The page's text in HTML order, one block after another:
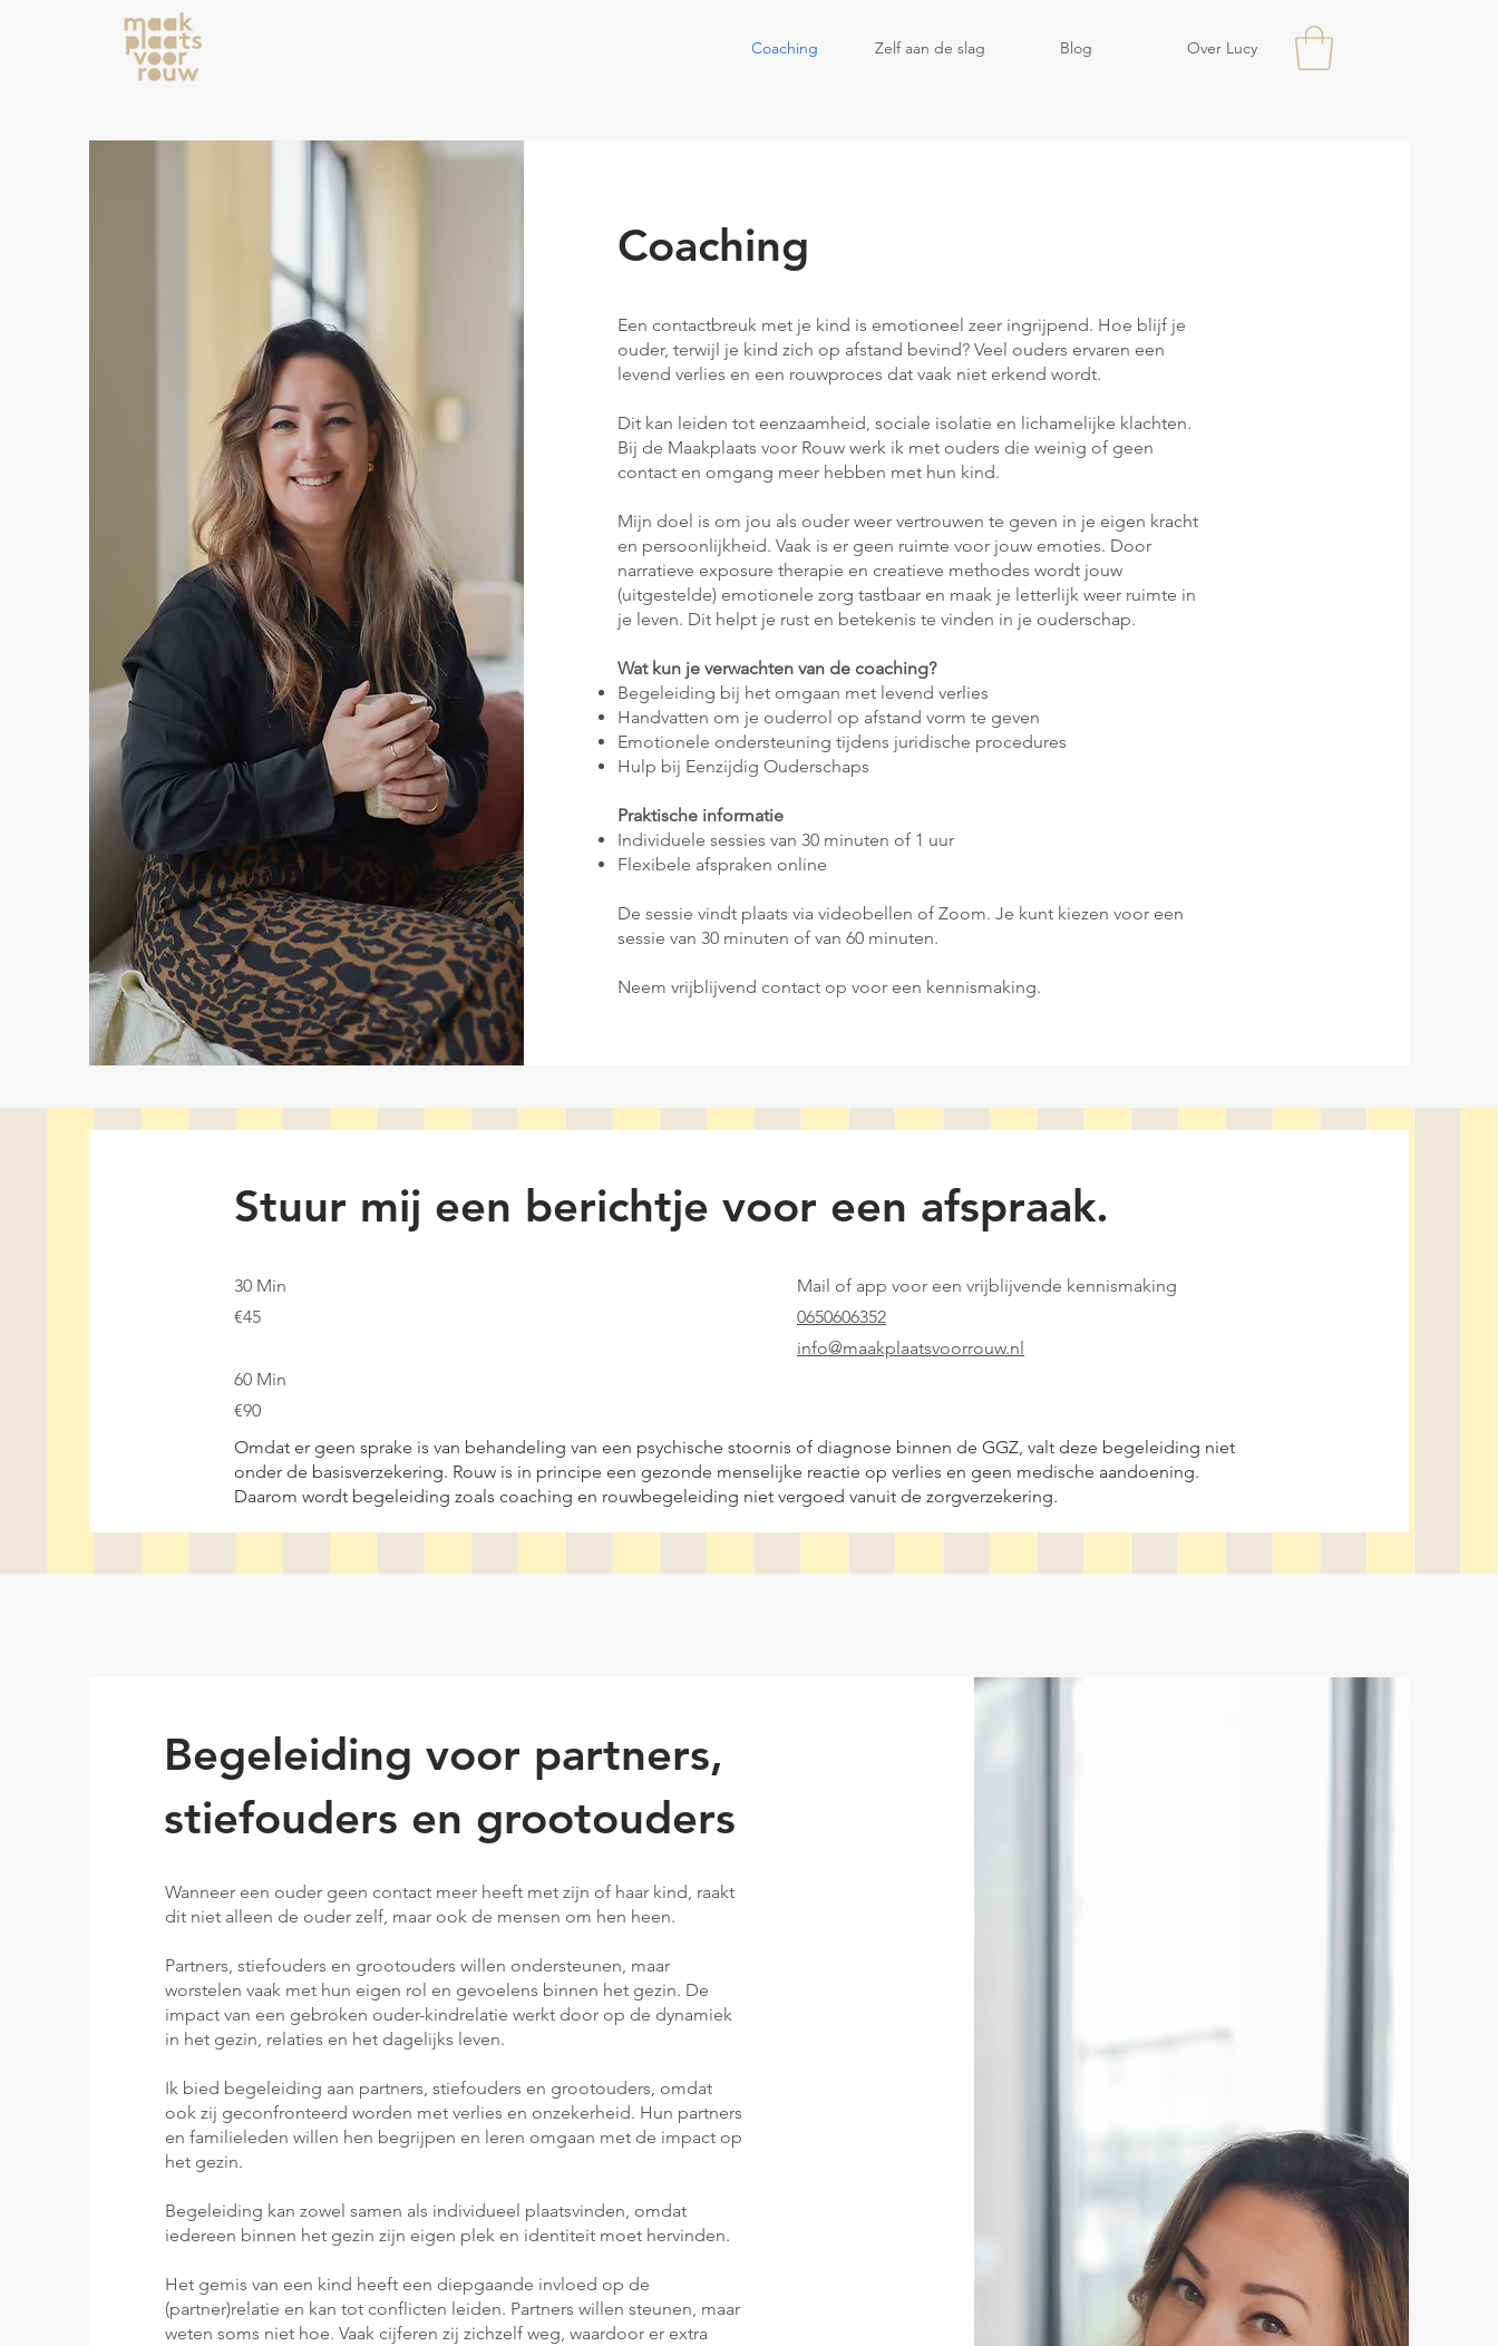
Coaching Zelf aan de slag Blog Over Lucy
Coaching
Een contactbreuk met je kind is emotioneel zeer ingrijpend. Hoe blijf je
ouder, terwijl je kind zich op afstand bevind? Veel ouders ervaren een
levend verlies en een rouwproces dat vaak niet erkend wordt.
Dit kan leiden tot eenzaamheid, sociale isolatie en lichamelijke klachten.
Bij de Maakplaats voor Rouw werk ik met ouders die weinig of geen
contact en omgang meer hebben met hun kind.
Mijn doel is om jou als ouder weer vertrouwen te geven in je eigen kracht
en persoonlijkheid. Vaak is er geen ruimte voor jouw emoties. Door
narratieve exposure therapie en creatieve methodes wordt jouw
(uitgestelde) emotionele zorg tastbaar en maak je letterlijk weer ruimte in
je leven. Dit helpt je rust en betekenis te vinden in je ouderschap.
Wat kun je verwachten van de coaching?
Begeleiding bij het omgaan met levend verlies
Handvatten om je ouderrol op afstand vorm te geven
Emotionele ondersteuning tijdens juridische procedures
Hulp bij Eenzijdig Ouderschaps
Praktische informatie
Individuele sessies van 30 minuten of 1 uur
Flexibele afspraken online
De sessie vindt plaats via videobellen of Zoom. Je kunt kiezen voor een
sessie van 30 minuten of van 60 minuten.
Neem vrijblijvend contact op voor een kennismaking.
Stuur mij een berichtje voor een afspraak.
30 Min
€45
60 Min
€90
Mail of app voor een vrijblijvende kennismaking
0650606352
info@maakplaatsvoorrouw.nl
Omdat er geen sprake is van behandeling van een psychische stoornis of diagnose binnen de GGZ, valt deze begeleiding niet
onder de basisverzekering. Rouw is in principe een gezonde menselijke reactie op verlies en geen medische aandoening.
Daarom wordt begeleiding zoals coaching en rouwbegeleiding niet vergoed vanuit de zorgverzekering.
Begeleiding voor partners,
stiefouders en grootouders
Wanneer een ouder geen contact meer heeft met zijn of haar kind, raakt
dit niet alleen de ouder zelf, maar ook de mensen om hen heen.
Partners, stiefouders en grootouders willen ondersteunen, maar
worstelen vaak met hun eigen rol en gevoelens binnen het gezin. De
impact van een gebroken ouder-kindrelatie werkt door op de dynamiek
in het gezin, relaties en het dagelijks leven.
Ik bied begeleiding aan partners, stiefouders en grootouders, omdat
ook zij geconfronteerd worden met verlies en onzekerheid. Hun partners
en familieleden willen hen begrijpen en leren omgaan met de impact op
het gezin.
Begeleiding kan zowel samen als individueel plaatsvinden, omdat
iedereen binnen het gezin zijn eigen plek en identiteit moet hervinden.
Het gemis van een kind heeft een diepgaande invloed op de
(partner)relatie en kan tot conflicten leiden. Partners willen steunen, maar
weten soms niet hoe. Vaak cijferen zij zichzelf weg, waardoor er extra